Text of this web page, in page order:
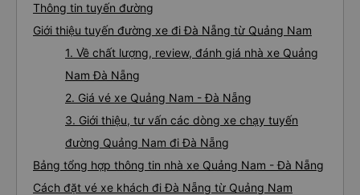
Thông tin tuyến đường
Giới thiệu tuyến đường xe đi Đà Nẵng từ Quảng Nam
1. Về chất lượng, review, đánh giá nhà xe Quảng
Nam Đà Nẵng
2. Giá vé xe Quảng Nam - Đà Nẵng
3. Giới thiệu, tư vấn các dòng xe chạy tuyến
đường Quảng Nam đi Đà Nẵng
Bảng tổng hợp thông tin nhà xe Quảng Nam - Đà Nẵng
Cách đặt vé xe khách đi Đà Nẵng từ Quảng Nam